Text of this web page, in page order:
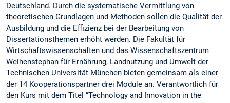
Deutschland. Durch die systematische Vermittlung von
theoretischen Grundlagen und Methoden sollen die Qualität der
Ausbildung und die Effizienz bei der Bearbeitung von
Dissertationsthemen erhöht werden. Die Fakultät für
Wirtschaftswissenschaften und das Wissenschaftszentrum
Weihenstephan für Ernährung, Landnutzung und Umwelt der
Technischen Universität München bieten gemeinsam als einer
der 14 Kooperationspartner drei Module an. Verantwortlich für
den Kurs mit dem Titel “Technology and Innovation in the